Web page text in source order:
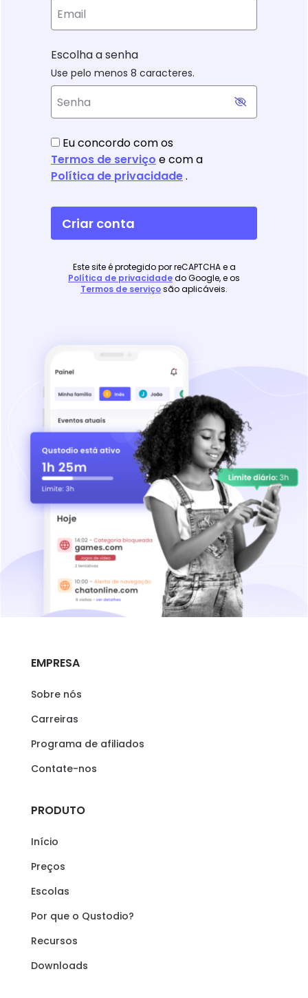
EMPRESA
Sobre nós
Carreiras
Programa de afiliados
Contate-nos
PRODUTO
Início
Preços
Escolas
Por que o Qustodio?
Recursos
Downloads